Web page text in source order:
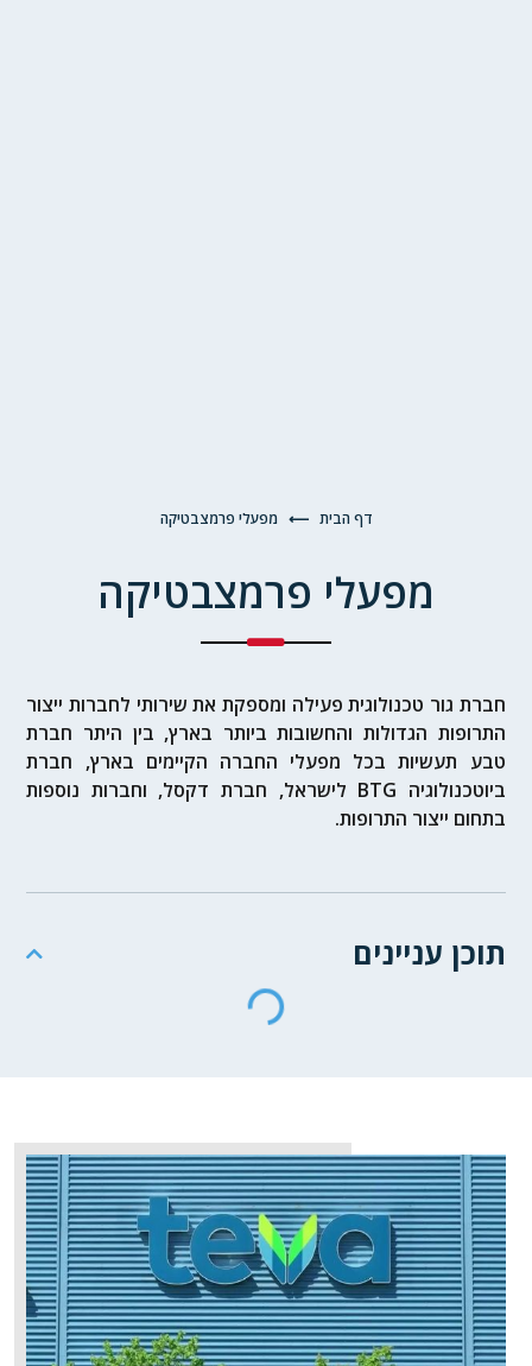
דף הבית ⟵מפעלי פרמצבטיקה
מפעלי פרמצבטיקה
חברת גור טכנולוגית פעילה ומספקת את שירותי לחברות ייצור
התרופות הגדולות והחשובות ביותר בארץ, בין היתר חברת
טבע תעשיות בכל מפעלי החברה הקיימים בארץ, חברת
ביוטכנולוגיה BTG לישראל, חברת דקסל, וחברות נוספות
בתחום ייצור התרופות.
תוכן עניינים